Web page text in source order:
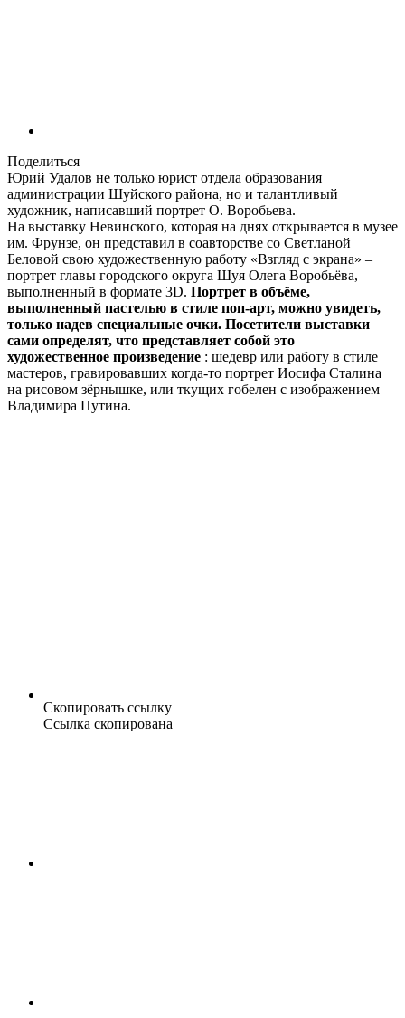
Поделиться
Юрий Удалов не только юрист отдела образования
администрации Шуйского района, но и талантливый
художник, написавший портрет О. Воробьева.
На выставку Невинского, которая на днях открывается в музее
им. Фрунзе, он представил в соавторстве со Светланой
Беловой свою художественную работу «Взгляд с экрана» –
портрет главы городского округа Шуя Олега Воробьёва,
выполненный в формате 3D. Портрет в объёме,
выполненный пастелью в стиле поп-арт, можно увидеть,
только надев специальные очки. Посетители выставки
сами определят, что представляет собой это
художественное произведение : шедевр или работу в стиле
мастеров, гравировавших когда-то портрет Иосифа Сталина
на рисовом зёрнышке, или ткущих гобелен с изображением
Владимира Путина.
Скопировать ссылку
Ссылка скопирована